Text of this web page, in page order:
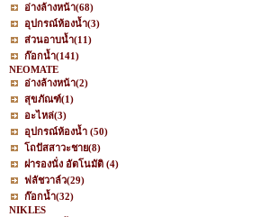
อ่างล้างหน้า(68)
อุปกรณ์ห้องน้ำ(3)
ส่วนอาบน้ำ(11)
ก๊อกน้ำ(141)
NEOMATE
อ่างล้างหน้า(2)
สุขภัณฑ์(1)
อะไหล่(3)
อุปกรณ์ห้องน้ำ (50)
โถปัสสาวะชาย(8)
ฝารองนั่ง อัตโนมัติ (4)
ฟลัชวาล์ว(29)
ก๊อกน้ำ(32)
NIKLES